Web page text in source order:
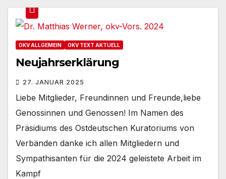
OKV ALLGEMEIN OKV TEXT AKTUELL
Neujahrserklärung
27. JANUAR 2025
Liebe Mitglieder, Freundinnen und Freunde,liebe
Genossinnen und Genossen! Im Namen des
Präsidiums des Ostdeutschen Kuratoriums von
Verbänden danke ich allen Mitgliedern und
Sympathisanten für die 2024 geleistete Arbeit im
Kampf